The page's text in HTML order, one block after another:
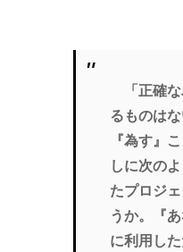
「正確な
るものは
『為す』
しに次の
たプロジ
うか。『
に利用し